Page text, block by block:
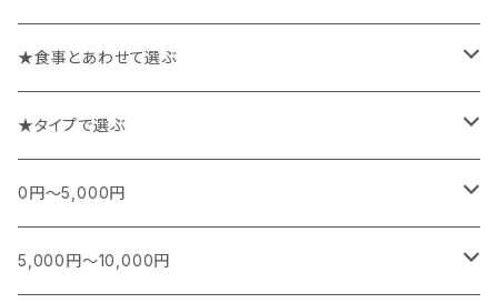
★食事とあわせて選ぶ
チーズや前菜と楽しむワイン
お魚料理と楽しむワイン
お肉料理と楽しむワイン
★タイプで選ぶ
スパークリング
白
0円～5,000円
フランス
5,000円～10,000円